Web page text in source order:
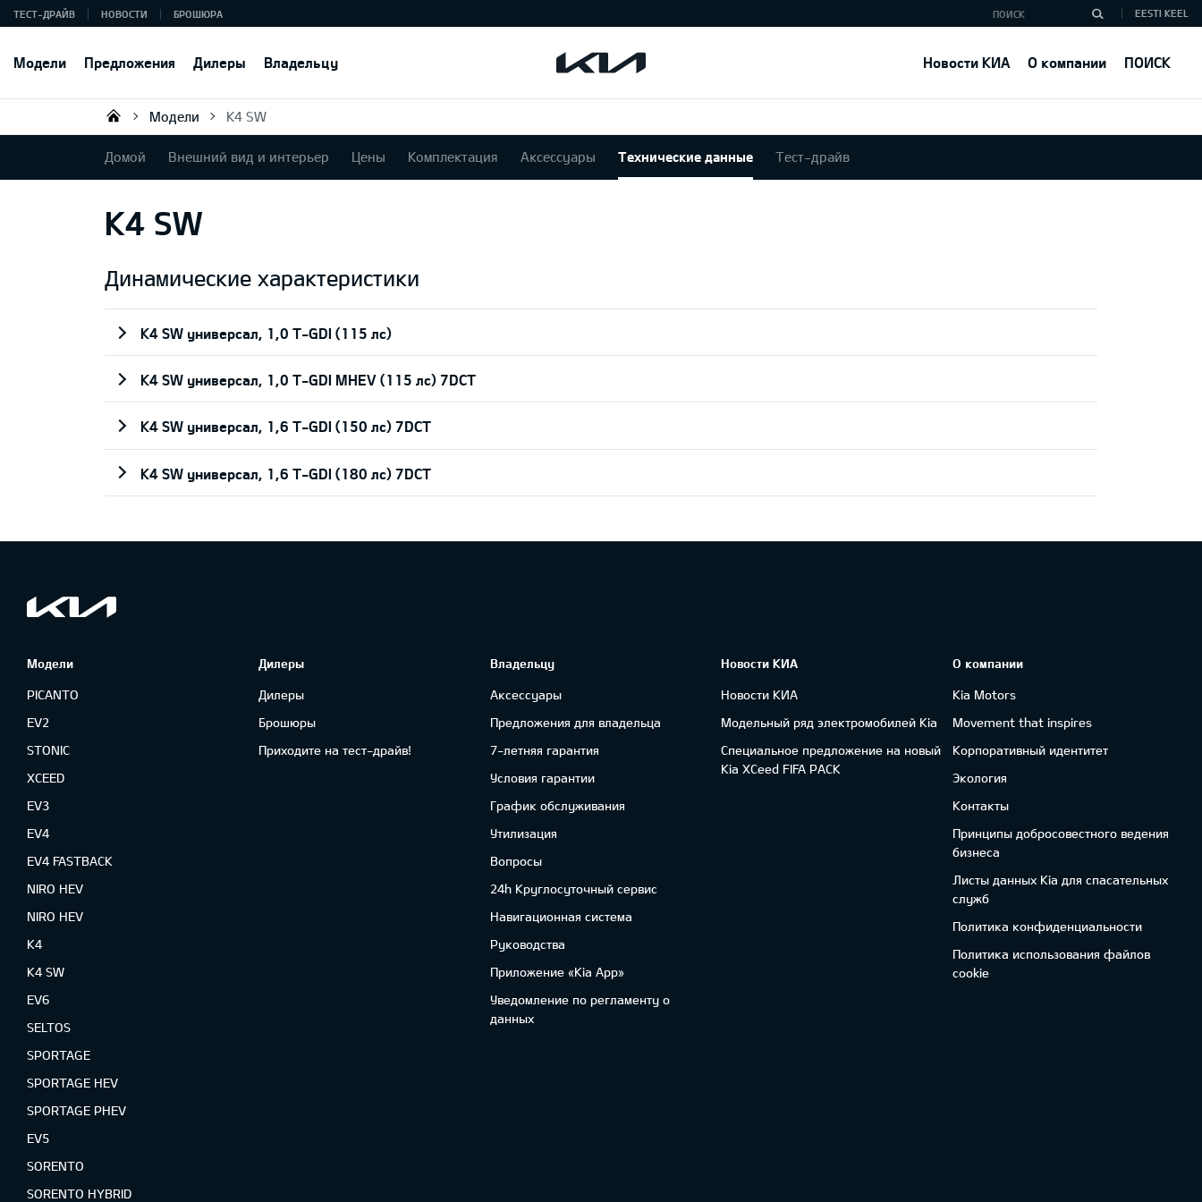
Модели Предложения Дилеры Владельцу Новости КИА О компании ПОИСК
ТЕСТ-ДРАЙВ НОВОСТИ БРОШЮРА EESTI KEEL
KIA AUTO AS
Модели K4 SW
Домой Внешний вид и интерьер Цены Комплектация Аксессуары Технические данные Тест-драйв
K4 SW
Динамические характеристики
K4 SW универсал, 1,0 T-GDI (115 лс)
K4 SW универсал, 1,0 T-GDI MHEV (115 лс) 7DCT
K4 SW универсал, 1,6 T-GDI (150 лс) 7DCT
K4 SW универсал, 1,6 T-GDI (180 лс) 7DCT
Модели
PICANTO
EV2
STONIC
XCEED
EV3
EV4
EV4 FASTBACK
NIRO HEV
NIRO HEV
K4
K4 SW
EV6
SELTOS
SPORTAGE
SPORTAGE HEV
SPORTAGE PHEV
EV5
SORENTO
SORENTO HYBRID
Дилеры
Дилеры
Брошюры
Приходите на тест-драйв!
Владельцу
Аксессуары
Предложения для владельца
7-летняя гарантия
Условия гарантии
График обслуживания
Утилизация
Вопросы
24h Круглосуточный сервис
Навигационная система
Руководства
Приложение «Kia App»
Уведомление по регламенту о
данных
Новости КИА
Новости КИА
Модельный ряд электромобилей Kia
Специальное предложение на новый
Kia XCeed FIFA PACK
О компании
Kia Motors
Movement that inspires
Корпоративный идентитет
Экология
Контакты
Принципы добросовестного ведения
бизнеса
Листы данных Kia для спасательных
служб
Политика конфиденциальности
Политика использования файлов
cookie